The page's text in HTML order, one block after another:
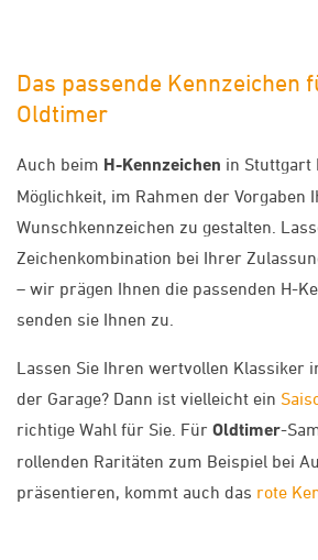
Das passende Kennzeichen
Oldtimer
Auch beim H-Kennzeichen in Stuttgart
Möglichkeit, im Rahmen der Vorgaben
Wunschkennzeichen zu gestalten.
Zeichenkombination bei Ihrer
– wir prägen Ihnen die passenden H-
senden sie Ihnen zu.
Lassen Sie Ihren wertvollen Klassiker
der Garage? Dann ist vielleicht ein
richtige Wahl für Sie. Für Oldtimer-
rollenden Raritäten zum Beispiel bei
präsentieren, kommt auch das rote